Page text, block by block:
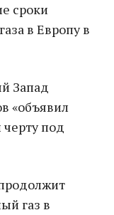
сроки
в Европу в
Запад
«объявил
под
газ в